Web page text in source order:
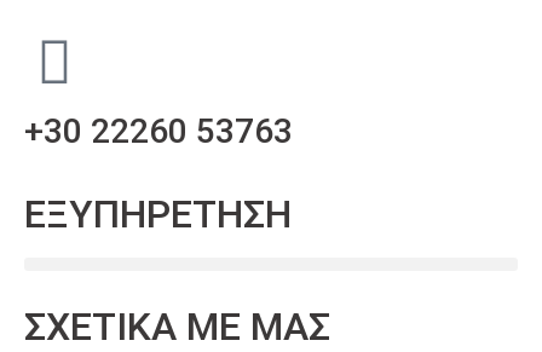
+30 22260 53763
ΕΞΥΠΗΡΕΤΗΣΗ
ΣΧΕΤΙΚΑ ΜΕ ΜΑΣ